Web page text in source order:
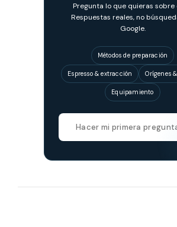
Pregunta lo que quieras sobre
Respuestas reales, no
Google.
Métodos de preparación
Espresso & extracción Orígenes
Equipamiento
Hacer mi primera